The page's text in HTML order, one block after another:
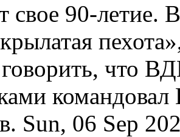
свое 90-летие.
что
Sun, 06 Sep